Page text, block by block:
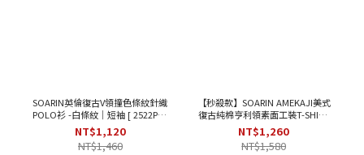
SOARIN英倫復古V領撞色條紋針織
POLO衫 -白條紋｜短袖 [ 2522P33
]
NT$1,120
NT$1,460
【秒殺款】SOARIN AMEKAJI美式
復古純棉亨利領素面工裝T-SHIRT
- 米黃色｜短袖 [ 2423T31 ]
NT$1,260
NT$1,580